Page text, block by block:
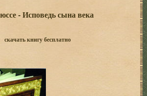
- Исповедь сына века
скачать книгу бесплатно